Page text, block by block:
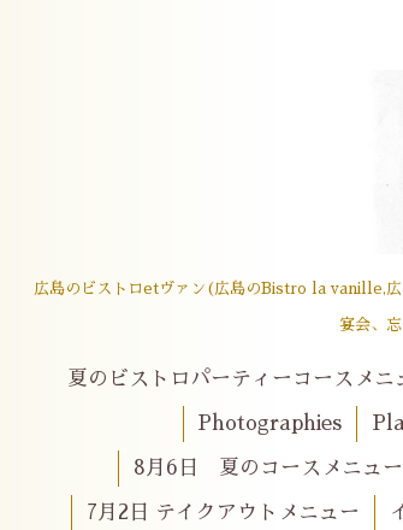
広島のビストロetヴァン(広島のBistro la vanille,広
宴会、
夏のビストロパーティーコースメニ
Photographies
8月6日 夏のコースメニ
7月2日 テイクアウトメニュー